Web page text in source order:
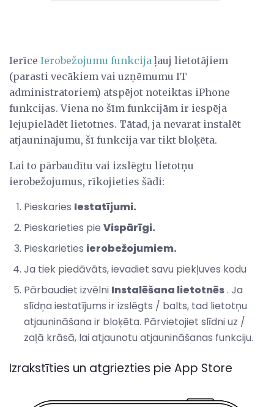
Ierīce Ierobežojumu funkcija ļauj lietotājiem
(parasti vecākiem vai uzņēmumu IT
administratoriem) atspējot noteiktas iPhone
funkcijas. Viena no šīm funkcijām ir iespēja
lejupielādēt lietotnes. Tātad, ja nevarat instalēt
atjauninājumu, šī funkcija var tikt bloķēta.
Lai to pārbaudītu vai izslēgtu lietotņu
ierobežojumus, rīkojieties šādi:
Pieskaries Iestatījumi.
Pieskarieties pie Vispārīgi.
Pieskarieties ierobežojumiem.
Ja tiek piedāvāts, ievadiet savu piekļuves kodu
Pārbaudiet izvēlni Instalēšana lietotnēs. Ja
slīdņa iestatījums ir izslēgts / balts, tad lietotņu
atjaunināšana ir bloķēta. Pārvietojiet slīdni uz /
zaļā krāsā, lai atjaunotu atjaunināšanas funkciju.
Izrakstīties un atgriezties pie App Store